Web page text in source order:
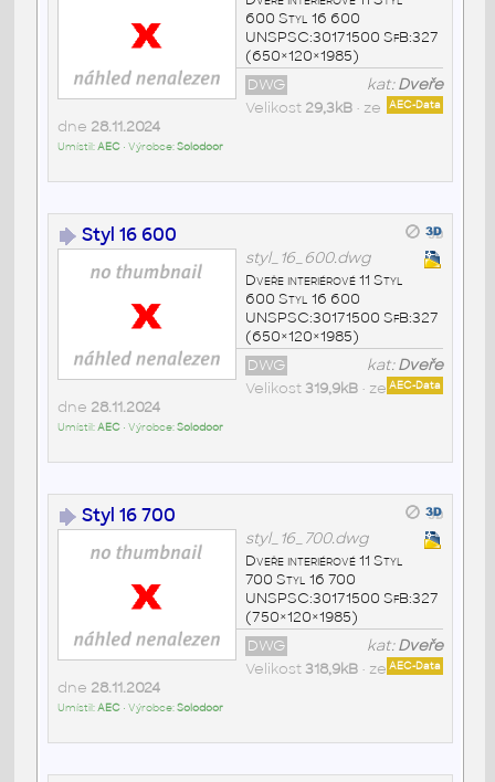
600 Styl 16 600
UNSPSC:30171500 SfB:327
(650×120×1985)
kat:Dveře
DWG
AEC-Data
Velikost 29,3kB• ze
dne 28.11.2024
Umístil:AEC• Výrobce:Solodoor
Styl 16 600
styl_16_600.dwg
Dveře interiérové 11 Styl
600 Styl 16 600
UNSPSC:30171500 SfB:327
(650×120×1985)
kat:Dveře
DWG
AEC-Data
Velikost319,9kB• ze
dne 28.11.2024
Umístil:AEC• Výrobce:Solodoor
Styl 16 700
styl_16_700.dwg
Dveře interiérové 11 Styl
700 Styl 16 700
UNSPSC:30171500 SfB:327
(750×120×1985)
kat:Dveře
DWG
AEC-Data
Velikost318,9kB• ze
dne 28.11.2024
Umístil:AEC• Výrobce:Solodoor